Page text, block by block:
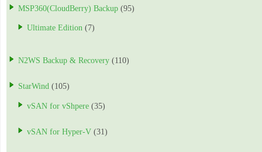
MSP360(CloudBerry) Backup (95)
Ultimate Edition (7)
N2WS Backup & Recovery (110)
StarWind (105)
vSAN for vShpere (35)
vSAN for Hyper-V (31)